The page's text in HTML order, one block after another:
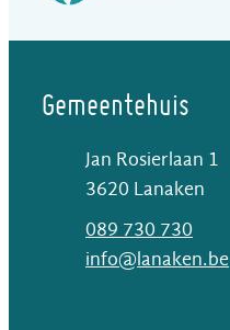
Gemeentehuis
Jan Rosierlaan 1
,3620 Lanaken
089 730 730
E-mailinfo@lanaken.be